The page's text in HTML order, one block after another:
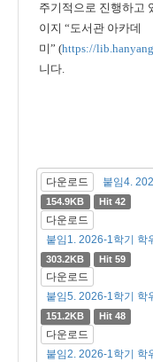
주기적으로 진행하고
이지 “도서관 아카데
미” (https://
니다.
다운로드 붙임4.
154.9KB Hit 42
다운로드
붙임1. 2026-1학기 학
303.2KB Hit 59
다운로드
붙임5. 2026-1학기 학
151.2KB Hit 48
다운로드
붙임2. 2026-1학기 학